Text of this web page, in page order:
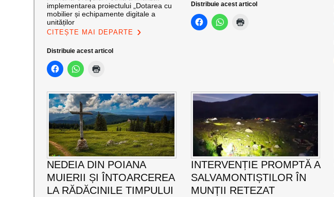
implementarea proiectului „Dotarea cu
mobilier și echipamente digitale a
unităților
CITEȘTE MAI DEPARTE
Distribuie acest articol
Distribuie acest articol
NEDEIA DIN POIANA
MUIERII ȘI ÎNTOARCEREA
LA RĂDĂCINILE TIMPULUI
INTERVENȚIE PROMPTĂ A
SALVAMONTIȘTILOR ÎN
MUNȚII RETEZAT